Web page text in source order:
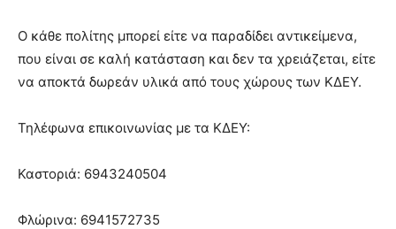
Ο κάθε πολίτης μπορεί είτε να παραδίδει αντικείμενα,
που είναι σε καλή κατάσταση και δεν τα χρειάζεται, είτε
να αποκτά δωρεάν υλικά από τους χώρους των ΚΔΕΥ.
Τηλέφωνα επικοινωνίας με τα ΚΔΕΥ:
Καστοριά: 6943240504
Φλώρινα: 6941572735